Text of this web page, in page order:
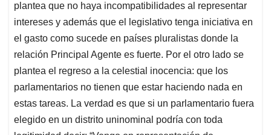
plantea que no haya incompatibilidades al representar
intereses y además que el legislativo tenga iniciativa en
el gasto como sucede en países pluralistas donde la
relación Principal Agente es fuerte. Por el otro lado se
plantea el regreso a la celestial inocencia: que los
parlamentarios no tienen que estar haciendo nada en
estas tareas. La verdad es que si un parlamentario fuera
elegido en un distrito uninominal podría con toda